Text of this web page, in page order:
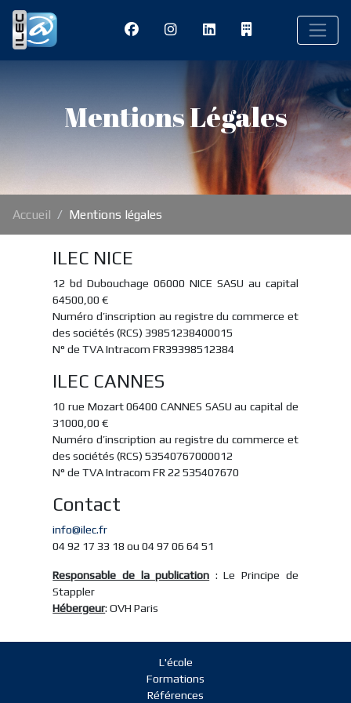
Mentions Légales
Accueil Mentions légales
ILEC NICE
12 bd Dubouchage 06000 NICE SASU au capital
64500,00 €
Numéro d’inscription au registre du commerce et
des sociétés (RCS) 39851238400015
N° de TVA Intracom FR39398512384
ILEC CANNES
10 rue Mozart 06400 CANNES SASU au capital de
31000,00 €
Numéro d’inscription au registre du commerce et
des sociétés (RCS) 53540767000012
N° de TVA Intracom FR 22 535407670
Contact
info@ilec.fr
04 92 17 33 18 ou 04 97 06 64 51
Responsable de la publication : Le Principe de
Stappler
Hébergeur: OVH Paris
L'école
Formations
Références